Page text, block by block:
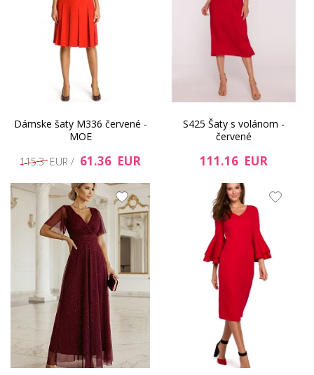
Dámske šaty M336 červené -
MOE
115.3 EUR / 61.36 EUR
S425 Šaty s volánom -
červené
111.16 EUR